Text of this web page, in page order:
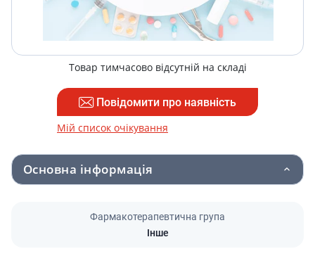
Товар тимчасово відсутній на складі
Повідомити про наявність
Мій список очікування
Основна інформація
Фармакотерапевтична група
Інше